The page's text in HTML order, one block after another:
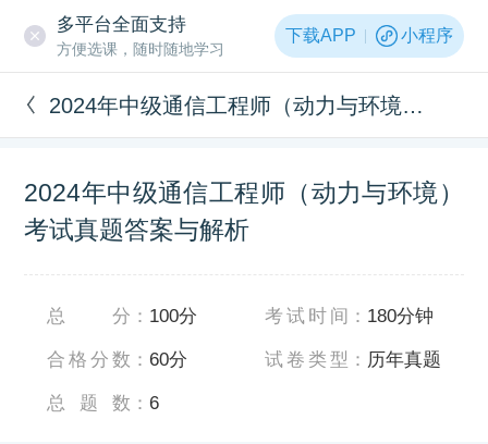
多平台全面支持
方便选课，随时随地学习
下载APP 小程序
2024年中级通信工程师（动力与环境）考试真题答案与解析
2024年中级通信工程师（动力与环境）
考试真题答案与解析
总分 ： 100分
合格分数 ：60分
总题数 ：6
考试时间 ： 180分钟
试卷类型 ： 历年真题